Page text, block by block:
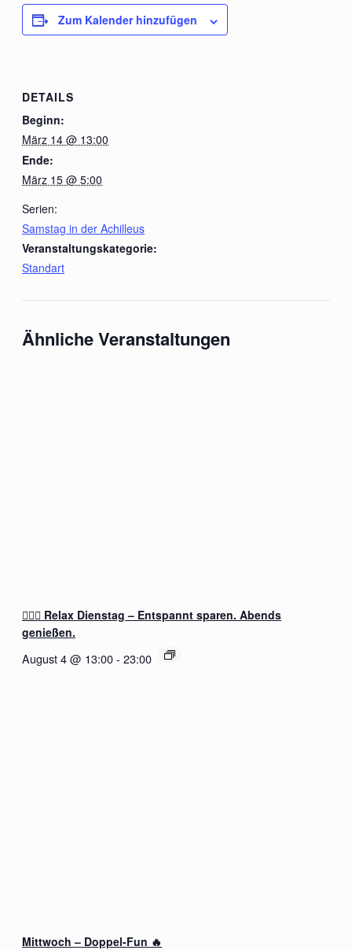
Zum Kalender hinzufügen
DETAILS
Beginn:
März 14 @ 13:00
Ende:
März 15 @ 5:00
Serien:
Samstag in der Achilleus
Veranstaltungskategorie:
Standart
Ähnliche Veranstaltungen
🧖‍♂️✨ Relax Dienstag – Entspannt sparen. Abends
genießen.
August 4 @ 13:00- 23:00
Mittwoch – Doppel-Fun 🔥